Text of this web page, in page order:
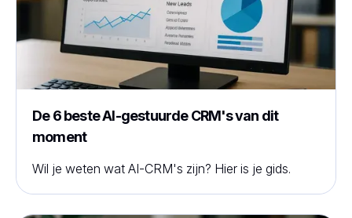
De 6 beste AI-gestuurde CRM's van dit
moment
Wil je weten wat AI-CRM's zijn? Hier is je gids.